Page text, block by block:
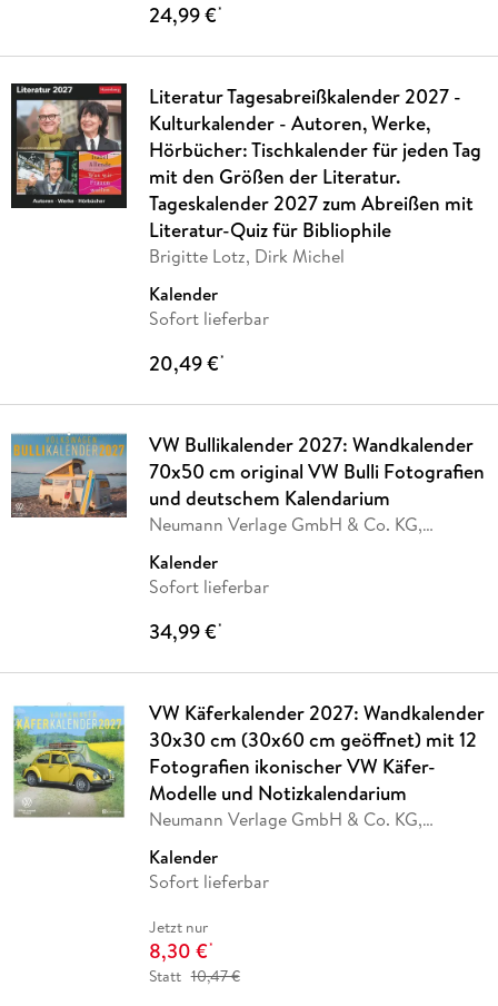
24,99 €*
Literatur Tagesabreißkalender 2027 -
Kulturkalender - Autoren, Werke,
Hörbücher: Tischkalender für jeden Tag
mit den Größen der Literatur.
Tageskalender 2027 zum Abreißen mit
Literatur-Quiz für Bibliophile
Brigitte Lotz, Dirk Michel
Kalender
Sofort lieferbar
20,49 €*
VW Bullikalender 2027: Wandkalender
70x50 cm original VW Bulli Fotografien
und deutschem Kalendarium
Neumann Verlage GmbH & Co. KG,
Kalender
Sofort lieferbar
34,99 €*
VW Käferkalender 2027: Wandkalender
30x30 cm (30x60 cm geöffnet) mit 12
Fotografien ikonischer VW Käfer-
Modelle und Notizkalendarium
Neumann Verlage GmbH & Co. KG,
Kalender
Sofort lieferbar
Jetzt nur
8,30 €*
Statt 10,47 €